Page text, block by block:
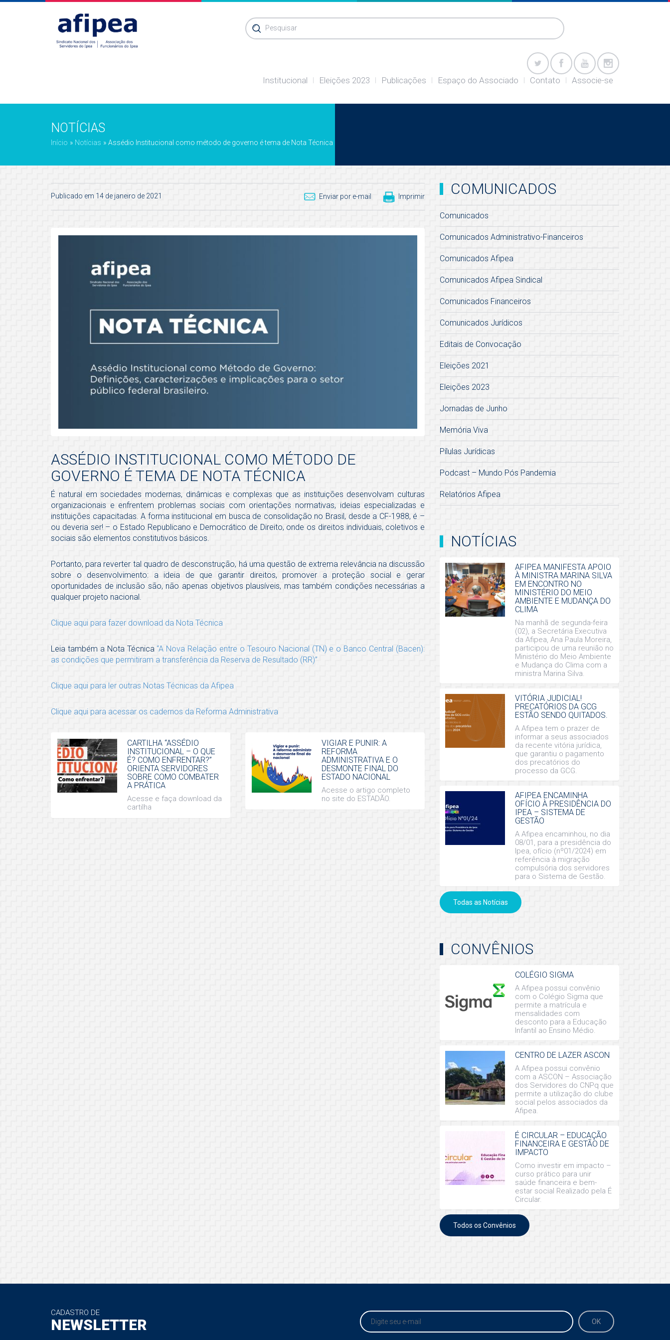
Pesquisar
Institucional Eleições 2023 Publicações Espaço do Associado Contato Associe-se
NOTÍCIAS
Início » Notícias » Assédio Institucional como método de governo é tema de Nota Técnica
Publicado em 14 de janeiro de 2021 Enviar por e-mail Imprimir
ASSÉDIO INSTITUCIONAL COMO MÉTODO DE
GOVERNO É TEMA DE NOTA TÉCNICA
É natural em sociedades modernas, dinâmicas e complexas que as instituições desenvolvam culturas
organizacionais e enfrentem problemas sociais com orientações normativas, ideias especializadas e
instituições capacitadas. A forma institucional em busca de consolidação no Brasil, desde a CF-1988, é –
ou deveria ser! – o Estado Republicano e Democrático de Direito, onde os direitos individuais, coletivos e
sociais são elementos constitutivos básicos.
Portanto, para reverter tal quadro de desconstrução, há uma questão de extrema relevância na discussão
sobre o desenvolvimento: a ideia de que garantir direitos, promover a proteção social e gerar
oportunidades de inclusão são, não apenas objetivos plausíveis, mas também condições necessárias a
qualquer projeto nacional.
Clique aqui para fazer download da Nota Técnica
Leia também a Nota Técnica “A Nova Relação entre o Tesouro Nacional (TN) e o Banco Central (Bacen):
as condições que permitiram a transferência da Reserva de Resultado (RR)”
Clique aqui para ler outras Notas Técnicas da Afipea
Clique aqui para acessar os cadernos da Reforma Administrativa
CARTILHA “ASSÉDIO
INSTITUCIONAL – O QUE
É? COMO ENFRENTAR?”
ORIENTA SERVIDORES
SOBRE COMO COMBATER
A PRÁTICA
Acesse e faça download da
cartilha
VIGIAR E PUNIR: A
REFORMA
ADMINISTRATIVA E O
DESMONTE FINAL DO
ESTADO NACIONAL
Acesse o artigo completo
no site do ESTADÃO.
COMUNICADOS
Comunicados
Comunicados Administrativo-Financeiros
Comunicados Afipea
Comunicados Afipea Sindical
Comunicados Financeiros
Comunicados Jurídicos
Editais de Convocação
Eleições 2021
Eleições 2023
Jornadas de Junho
Memória Viva
Pílulas Jurídicas
Podcast – Mundo Pós Pandemia
Relatórios Afipea
NOTÍCIAS
AFIPEA MANIFESTA APOIO
À MINISTRA MARINA SILVA
EM ENCONTRO NO
MINISTÉRIO DO MEIO
AMBIENTE E MUDANÇA DO
CLIMA
Na manhã de segunda-feira
(02), a Secretária Executiva
da Afipea, Ana Paula Moreira,
participou de uma reunião no
Ministério do Meio Ambiente
e Mudança do Clima com a
ministra Marina Silva.
VITÓRIA JUDICIAL!
PRECATÓRIOS DA GCG
ESTÃO SENDO QUITADOS.
A Afipea tem o prazer de
informar a seus associados
da recente vitória jurídica,
que garantiu o pagamento
dos precatórios do
processo da GCG.
AFIPEA ENCAMINHA
OFÍCIO À PRESIDÊNCIA DO
IPEA – SISTEMA DE
GESTÃO
A Afipea encaminhou, no dia
08/01, para a presidência do
Ipea, ofício (nº01/2024) em
referência à migração
compulsória dos servidores
para o Sistema de Gestão.
Todas as Notícias
CONVÊNIOS
COLÉGIO SIGMA
A Afipea possui convênio
com o Colégio Sigma que
permite a matrícula e
mensalidades com
desconto para a Educação
Infantil ao Ensino Médio.
CENTRO DE LAZER ASCON
A Afipea possui convênio
com a ASCON – Associação
dos Servidores do CNPq que
permite a utilização do clube
social pelos associados da
Afipea.
É CIRCULAR – EDUCAÇÃO
FINANCEIRA E GESTÃO DE
IMPACTO
Como investir em impacto –
curso prático para unir
saúde financeira e bem-
estar social Realizado pela É
Circular.
Todos os Convênios
CADASTRO DE
NEWSLETTER